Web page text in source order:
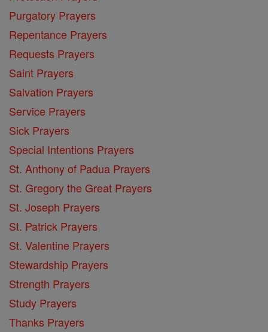
Purgatory Prayers
Repentance Prayers
Requests Prayers
Saint Prayers
Salvation Prayers
Service Prayers
Sick Prayers
Special Intentions Prayers
St. Anthony of Padua Prayers
St. Gregory the Great Prayers
St. Joseph Prayers
St. Patrick Prayers
St. Valentine Prayers
Stewardship Prayers
Strength Prayers
Study Prayers
Thanks Prayers